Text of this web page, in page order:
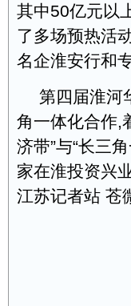
其中50亿元以
了多场预热活
名企淮安行和
第四届淮河
角一体化合作,
济带”与“长三
家在淮投资兴
江苏记者站 苍